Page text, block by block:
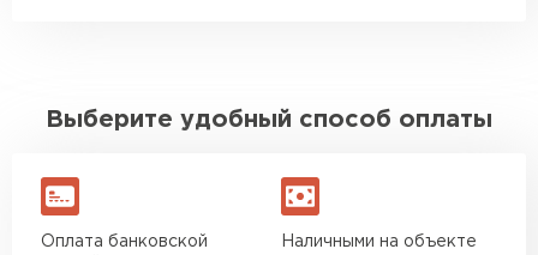
Выберите удобный способ оплаты
Оплата банковской
Наличными на объекте